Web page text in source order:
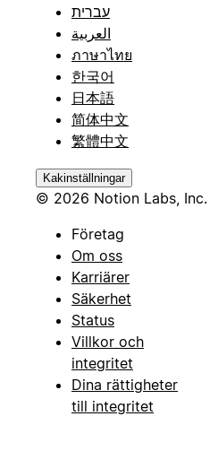
עברית
العربية
ภาษาไทย
한국어
日本語
简体中文
繁體中文
Kakinställningar
© 2026 Notion Labs, Inc.
Företag
Om oss
Karriärer
Säkerhet
Status
Villkor och
integritet
Dina rättigheter
till integritet